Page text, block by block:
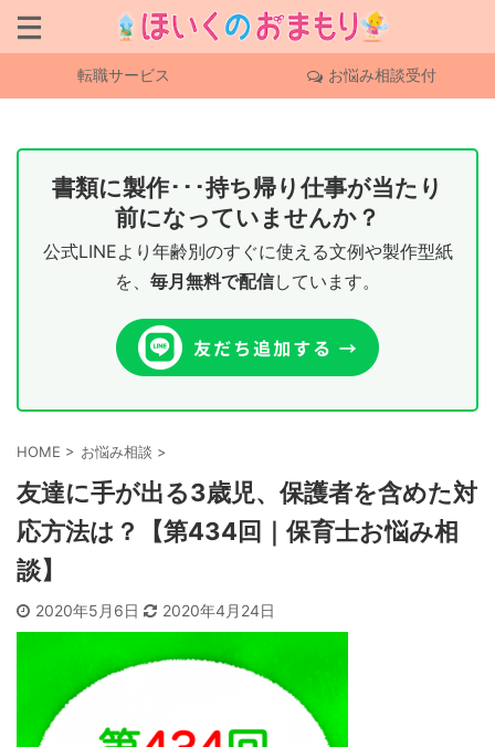
転職サービス お悩み相談受付
書類に製作･･･持ち帰り仕事が当たり
前になっていませんか？
公式LINEより年齢別のすぐに使える文例や製作型紙
を、 毎月無料で配信しています。
HOME > お悩み相談 >
友達に手が出る3歳児、保護者を含めた対
応方法は？【第434回｜保育士お悩み相
談】
2020年5月6日 2020年4月24日